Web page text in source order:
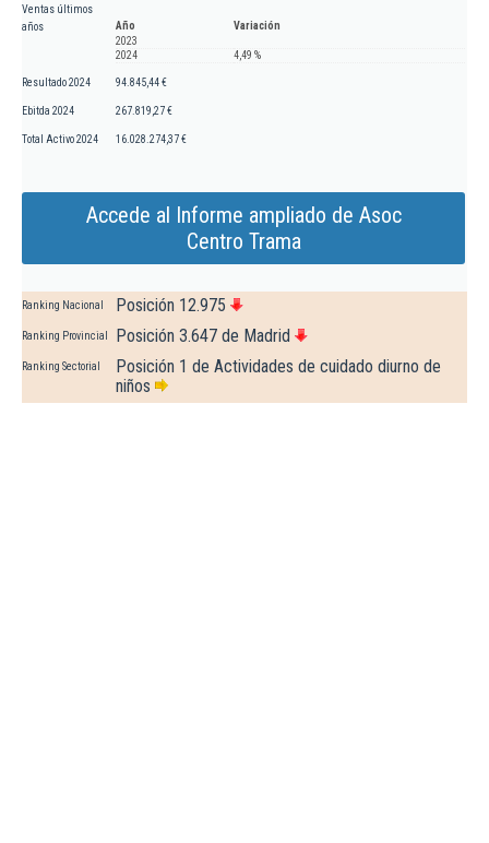
Ventas últimos
años
Año
Variación
2023
2024
4,49 %
Resultado 2024 94.845,44 €
Ebitda 2024 267.819,27 €
Total Activo 2024 16.028.274,37 €
Accede al Informe ampliado de Asoc
Centro Trama
Ranking Nacional Posición 12.975
Ranking Provincial Posición 3.647 de Madrid
Ranking Sectorial
Posición 1 de Actividades de cuidado diurno de
niños